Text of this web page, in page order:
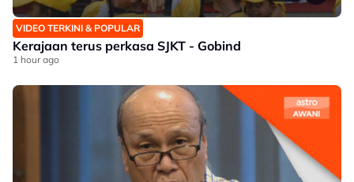
VIDEO TERKINI & POPULAR
Kerajaan terus perkasa SJKT - Gobind
1 hour ago